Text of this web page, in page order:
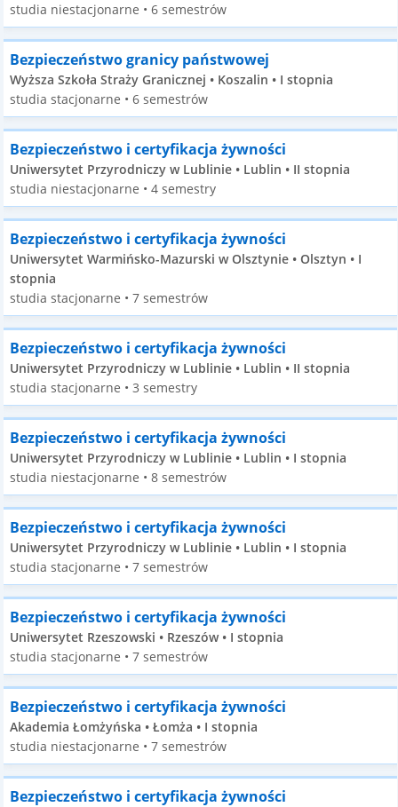
studia niestacjonarne • 6 semestrów
Bezpieczeństwo granicy państwowej
Wyższa Szkoła Straży Granicznej • Koszalin • I stopnia
studia stacjonarne • 6 semestrów
Bezpieczeństwo i certyfikacja żywności
Uniwersytet Przyrodniczy w Lublinie • Lublin • II stopnia
studia niestacjonarne • 4 semestry
Bezpieczeństwo i certyfikacja żywności
Uniwersytet Warmińsko-Mazurski w Olsztynie • Olsztyn • I
stopnia
studia stacjonarne • 7 semestrów
Bezpieczeństwo i certyfikacja żywności
Uniwersytet Przyrodniczy w Lublinie • Lublin • II stopnia
studia stacjonarne • 3 semestry
Bezpieczeństwo i certyfikacja żywności
Uniwersytet Przyrodniczy w Lublinie • Lublin • I stopnia
studia niestacjonarne • 8 semestrów
Bezpieczeństwo i certyfikacja żywności
Uniwersytet Przyrodniczy w Lublinie • Lublin • I stopnia
studia stacjonarne • 7 semestrów
Bezpieczeństwo i certyfikacja żywności
Uniwersytet Rzeszowski • Rzeszów • I stopnia
studia stacjonarne • 7 semestrów
Bezpieczeństwo i certyfikacja żywności
Akademia Łomżyńska • Łomża • I stopnia
studia niestacjonarne • 7 semestrów
Bezpieczeństwo i certyfikacja żywności